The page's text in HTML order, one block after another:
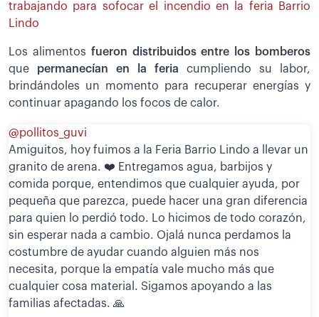
trabajando para sofocar el incendio en la feria Barrio
Lindo
Los alimentos fueron distribuidos entre los bomberos
que permanecían en la feria cumpliendo su labor,
brindándoles un momento para recuperar energías y
continuar apagando los focos de calor.
@pollitos_guvi
Amiguitos, hoy fuimos a la Feria Barrio Lindo a llevar un
granito de arena. ❤️ Entregamos agua, barbijos y
comida porque, entendimos que cualquier ayuda, por
pequeña que parezca, puede hacer una gran diferencia
para quien lo perdió todo. Lo hicimos de todo corazón,
sin esperar nada a cambio. Ojalá nunca perdamos la
costumbre de ayudar cuando alguien más nos
necesita, porque la empatía vale mucho más que
cualquier cosa material. Sigamos apoyando a las
familias afectadas. 🙏